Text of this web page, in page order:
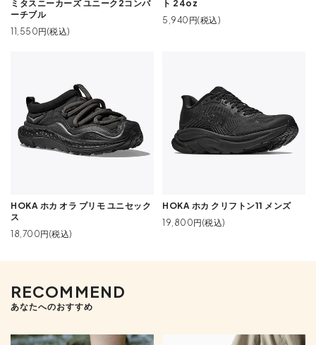
ミタスニーカーズ ユニーク2コンバ
ーチブル
11,550円(税込)
ト 24oz
5,940円(税込)
HOKA ホカ オラ プリモ ユニセック
ス
18,700円(税込)
HOKA ホカ クリフトン11 メンズ
19,800円(税込)
RECOMMEND
あなたへのおすすめ